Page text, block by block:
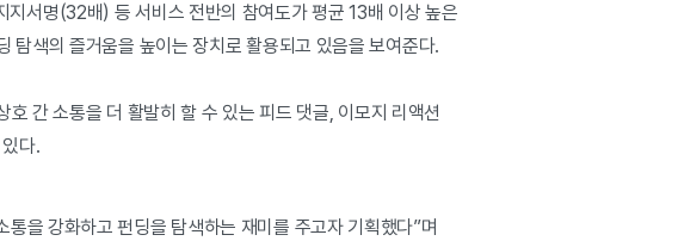
서명(32배) 등 서비스 전반의 참여도가 평균 13배 이상 높은
탐색의 즐거움을 높이는 장치로 활용되고 있음을 보여준다.
간 소통을 더 활발히 할 수 있는 피드 댓글, 이모지 리액션
다.
을 강화하고 펀딩을 탐색하는 재미를 주고자 기획했다”며